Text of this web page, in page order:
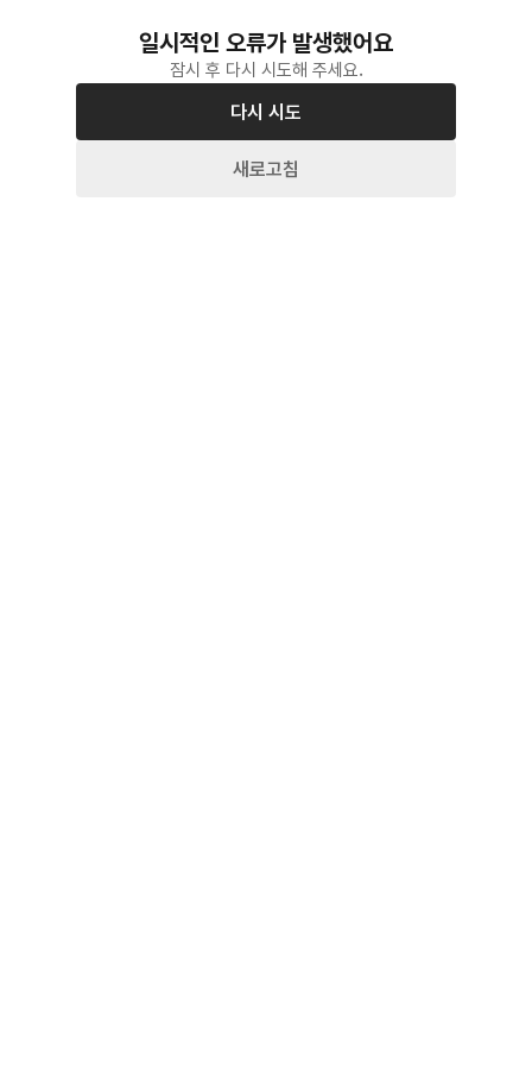
일시적인 오류가 발생했어요
잠시 후 다시 시도해 주세요.
다시 시도
새로고침